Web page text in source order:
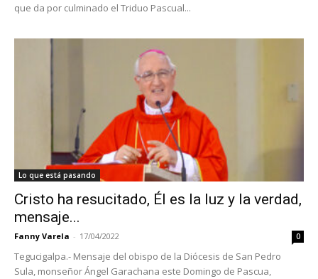
que da por culminado el Triduo Pascual...
Lo que está pasando
Cristo ha resucitado, Él es la luz y la verdad,
mensaje...
Fanny Varela - 17/04/2022 0
Tegucigalpa.- Mensaje del obispo de la Diócesis de San Pedro
Sula, monseñor Ángel Garachana este Domingo de Pascua,